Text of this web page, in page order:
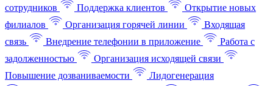
сотрудников
Поддержка клиентов
Открытие новых
филиалов
Организация горячей линии
Входящая
связь
Внедрение телефонии в приложение
Работа с
задолженностью
Организация исходящей связи
Повышение дозваниваемости
Лидогенерация